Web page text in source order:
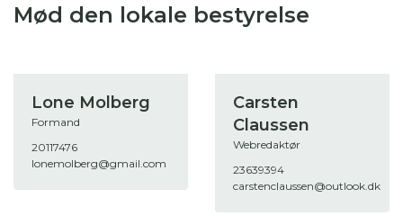
Mød den lokale bestyrelse
Lone Molberg
Formand
20117476
lonemolberg@gmail.com
Carsten
Claussen
Webredaktør
23639394
carstenclaussen@outlook.dk